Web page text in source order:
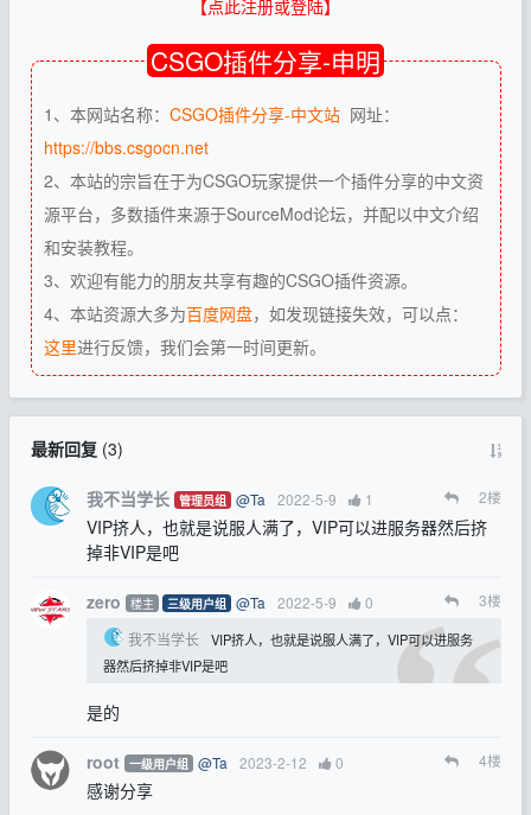
【点此注册或登陆】
CSGO插件分享-申明
1、本网站名称： CSGO插件分享-中文站网址：
https://bbs.csgocn.net
2、本站的宗旨在于为CSGO玩家提供一个插件分享的中文资
源平台，多数插件来源于SourceMod论坛，并配以中文介绍
和安装教程。
3、欢迎有能力的朋友共享有趣的CSGO插件资源。
4、本站资源大多为百度网盘，如发现链接失效，可以点：
这里进行反馈，我们会第一时间更新。
最新回复(3)
我不当学长 管理员组 @Ta 2022-5-9 1 2楼
VIP挤人，也就是说服人满了，VIP可以进服务器然后挤
掉非VIP是吧
zero 楼主 三级用户组 @Ta 2022-5-9 0 3楼
我不当学长
VIP挤人，也就是说服人满了，VIP可以进服务
器然后挤掉非VIP是吧
是的
root 一级用户组 @Ta 2023-2-12 0 4楼
感谢分享